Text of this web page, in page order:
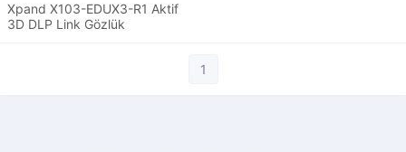
Xpand X103-EDUX3-R1 Aktif
3D DLP Link Gözlük
1